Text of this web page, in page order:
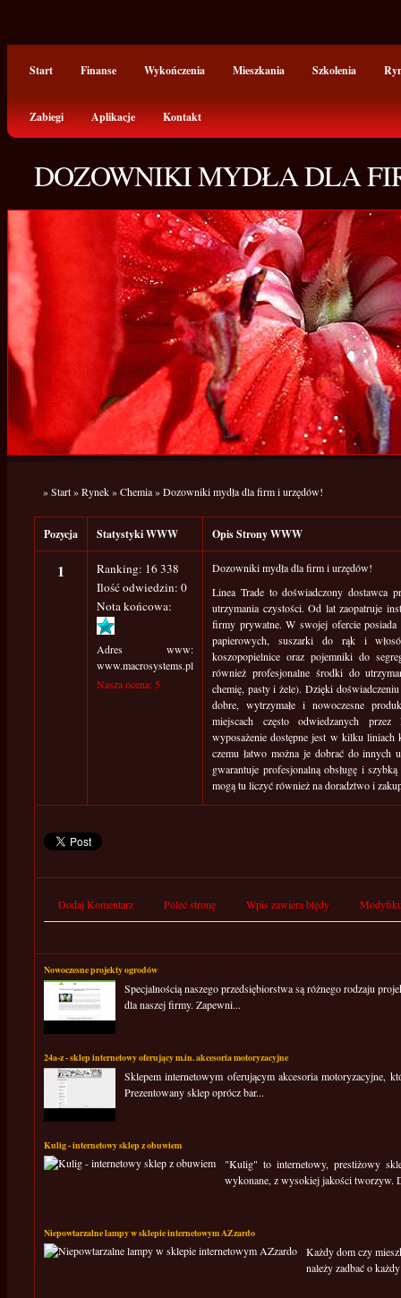
Start Finanse Wykończenia Mieszkania Szkolenia
Zabiegi Aplikacje Kontakt
DOZOWNIKI MYDŁA DLA
»Start»Rynek»Chemia»Dozowniki mydła dla firm i urzędów!
Pozycja Statystyki WWW Opis Strony WWW
1
Ranking: 16 338
Ilość odwiedzin: 0
Nota końcowa:
Adres www:
www.macrosystems.pl
Nasza ocena: 5
Dozowniki mydła dla firm i urzędów!
Linea Trade to doświadczony dostawca
utrzymania czystości. Od lat zaopatruje
firmy prywatne. W swojej ofercie
papierowych, suszarki do rąk i
koszopopielnice oraz pojemniki do
również profesjonalne środki do
chemię, pasty i żele). Dzięki
dobre, wytrzymałe i nowoczesne
miejscach często odwiedzanych
wyposażenie dostępne jest w kilku
czemu łatwo można je dobrać do innych
gwarantuje profesjonalną obsługę i
mogą tu liczyć również na doradztwo i
Dodaj Komentarz Poleć stronę Wpis zawiera błędy
Nowoczesne projekty ogrodów
Specjalnością naszego przedsiębiorstwa są różnego rodzaju
dla naszej firmy. Zapewni...
24a-z - sklep internetowy oferujący m.in. akcesoria motoryzacyjne
Sklepem internetowym oferującym akcesoria motoryzacyjne,
Prezentowany sklep oprócz bar...
Kulig - internetowy sklep z obuwiem
"Kulig" to internetowy, prestiżowy
wykonane, z wysokiej jakości tworzyw.
Niepowtarzalne lampy w sklepie internetowym AZzardo
Każdy dom czy
należy zadbać o